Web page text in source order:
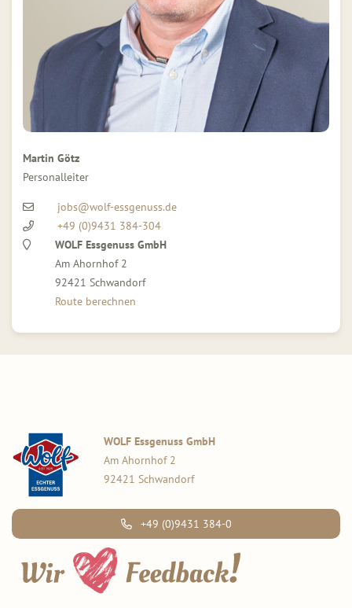
Martin Götz
Personalleiter
jobs@wolf-essgenuss.de
+49 (0)9431 384-304
WOLF Essgenuss GmbH
Am Ahornhof 2
92421 Schwandorf
Route berechnen
WOLF Essgenuss GmbH
Am Ahornhof 2
92421 Schwandorf
+49 (0)9431 384-0